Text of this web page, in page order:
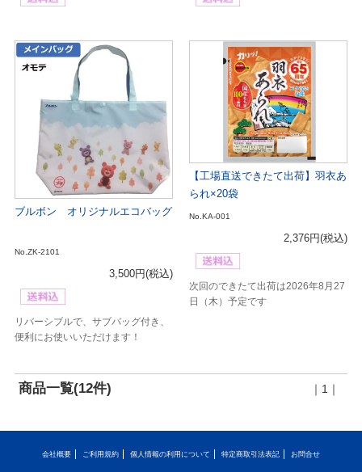
ブルボン オリジナルエコバッグ
No.ZK-2101
3,500円(税込)
リバーシブルで、サブバッグ付き、
便利にお使いいただけます！
【工場直送できたて出荷】羽衣あ
られ×20袋
No.KA-001
2,376円(税込)
次回のできたて出荷は2026年8月27
日（木）予定です
商品一覧(12件) ｜1｜
会社概要 ご利用規約 個人情報の利用について 特定商取引法表記 お問合せ